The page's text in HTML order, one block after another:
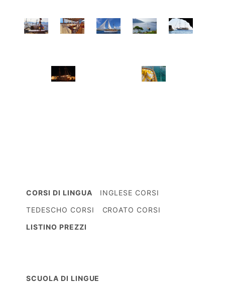
CORSI DI LINGUA
INGLESE CORSI
TEDESCHO CORSI
CROATO CORSI
LISTINO PREZZI
SCUOLA DI LINGUE